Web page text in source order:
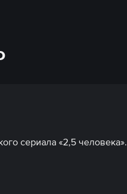
сериала «2,5 человека».